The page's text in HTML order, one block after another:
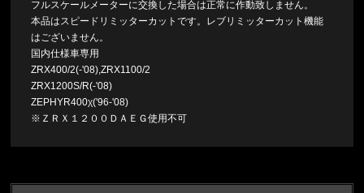
フルスケールメーターに交換した場合は正常に作動致しません。
本品はスピードリミッターカットです。レブリミッターカット機能
はございません。
国内仕様車専用
ZRX400/2(-'08),ZRX1100/2
ZRX1200S/R(-'08)
ZEPHYR400χ('96-'08)
※ＺＲＸ１２００ＤＡＥＧ使用不可